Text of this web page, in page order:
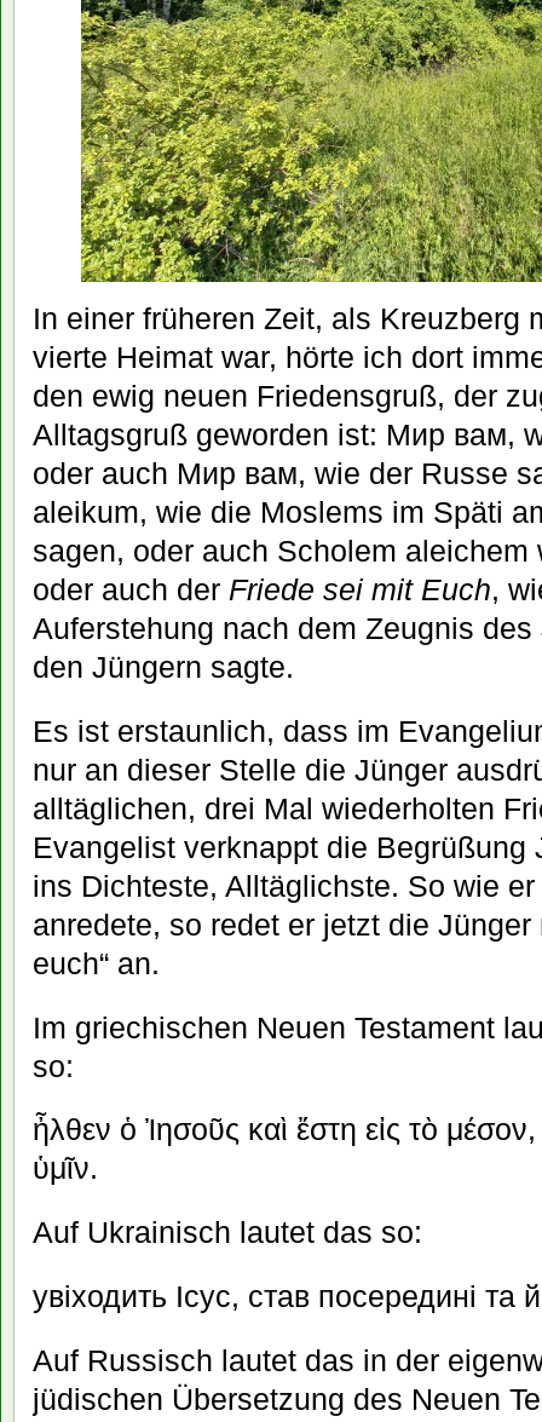
In einer früheren Zeit, als Kreuzberg
vierte Heimat war, hörte ich dort
den ewig neuen Friedensgruß, der
Alltagsgruß geworden ist: Мир вам,
oder auch Мир вам, wie der Russe
aleikum, wie die Moslems im Späti
sagen, oder auch Scholem aleichem
oder auch der Friede sei mit Euch,
Auferstehung nach dem Zeugnis
den Jüngern sagte.
Es ist erstaunlich, dass im
nur an dieser Stelle die Jünger
alltäglichen, drei Mal wiederholten
Evangelist verknappt die Begrüßung
ins Dichteste, Alltäglichste. So wie er
anredete, so redet er jetzt die Jünger
euch“ an.
Im griechischen Neuen Testament
so:
ἦλθεν ὁ Ἰησοῦς καὶ ἔστη εἰς τὸ μέσον,
ὑμῖν.
Auf Ukrainisch lautet das so:
увіходить Ісус, став посередині
Auf Russisch lautet das in der
jüdischen Übersetzung des Neuen